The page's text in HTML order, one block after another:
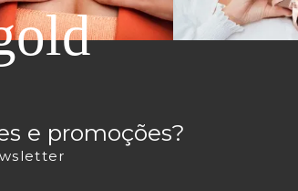
Seus designs em geral apelam para um
importante ocasião.
e promoções?